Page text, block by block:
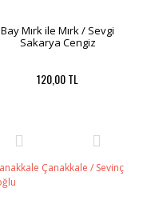
Bay Mırk ile Mırk / Sevgi
Sakarya Cengiz
120,00 TL